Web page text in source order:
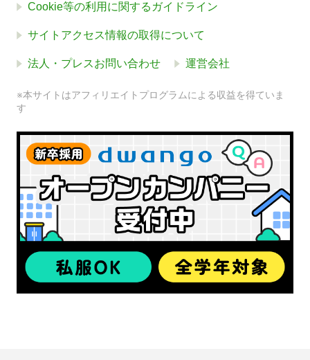
Cookie等の利用に関するガイドライン
サイトアクセス情報の取得について
法人・プレスお問い合わせ 運営会社
※本サイトはアフィリエイトプログラムによる収益を得ていま
す